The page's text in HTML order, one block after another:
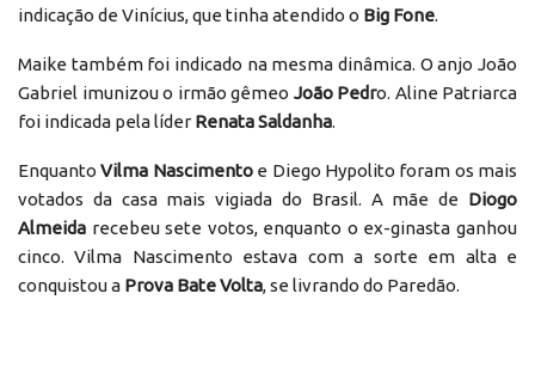
indicação de Vinícius, que tinha atendido o Big Fone.
Maike também foi indicado na mesma dinâmica. O anjo João
Gabriel imunizou o irmão gêmeo João Pedro. Aline Patriarca
foi indicada pela líder Renata Saldanha.
Enquanto Vilma Nascimentoe Diego Hypolito foram os mais
votados da casa mais vigiada do Brasil. A mãe de Diogo
Almeida recebeu sete votos, enquanto o ex-ginasta ganhou
cinco. Vilma Nascimento estava com a sorte em alta e
conquistou a Prova Bate Volta, se livrando do Paredão.